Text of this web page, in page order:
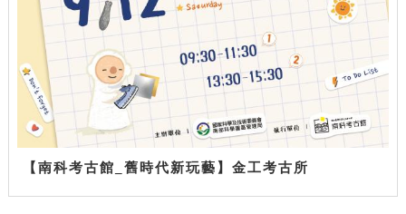
【南科考古館_舊時代新玩藝】金工考古所